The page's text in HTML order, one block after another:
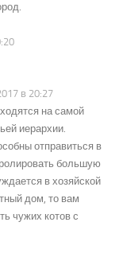
в 20:27
на самой
иерархии.
отправиться в
большую
в хозяйской
дом, то вам
чужих котов с